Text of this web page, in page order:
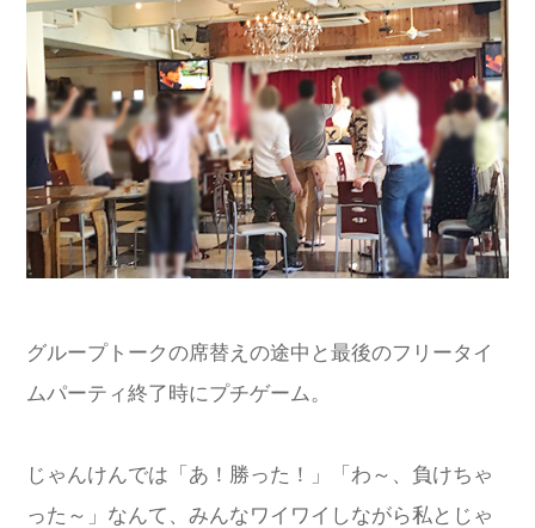
グループトークの席替えの途中と最後のフリータイ
ムパーティ終了時にプチゲーム。
じゃんけんでは「あ！勝った！」「わ～、負けちゃ
った～」なんて、みんなワイワイしながら私とじゃ